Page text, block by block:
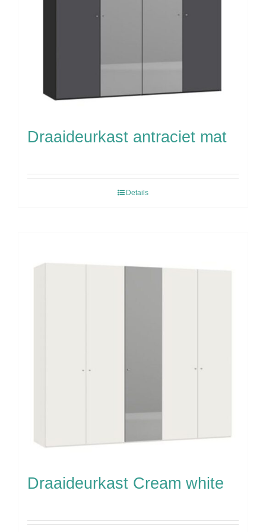
Draaideurkast antraciet mat
Details
Draaideurkast Cream white